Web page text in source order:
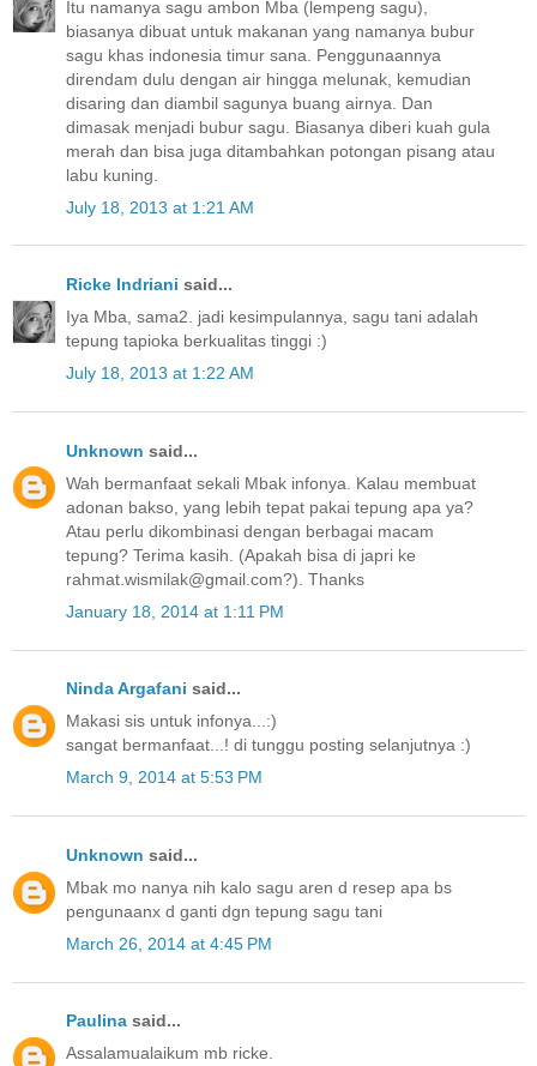
Itu namanya sagu ambon Mba (lempeng sagu),
biasanya dibuat untuk makanan yang namanya bubur
sagu khas indonesia timur sana. Penggunaannya
direndam dulu dengan air hingga melunak, kemudian
disaring dan diambil sagunya buang airnya. Dan
dimasak menjadi bubur sagu. Biasanya diberi kuah gula
merah dan bisa juga ditambahkan potongan pisang atau
labu kuning.
July 18, 2013 at 1:21 AM
Ricke Indriani said...
Iya Mba, sama2. jadi kesimpulannya, sagu tani adalah
tepung tapioka berkualitas tinggi :)
July 18, 2013 at 1:22 AM
Unknown said...
Wah bermanfaat sekali Mbak infonya. Kalau membuat
adonan bakso, yang lebih tepat pakai tepung apa ya?
Atau perlu dikombinasi dengan berbagai macam
tepung? Terima kasih. (Apakah bisa di japri ke
rahmat.wismilak@gmail.com?). Thanks
January 18, 2014 at 1:11 PM
Ninda Argafani said...
Makasi sis untuk infonya...:)
sangat bermanfaat...! di tunggu posting selanjutnya :)
March 9, 2014 at 5:53 PM
Unknown said...
Mbak mo nanya nih kalo sagu aren d resep apa bs
pengunaanx d ganti dgn tepung sagu tani
March 26, 2014 at 4:45 PM
Paulina said...
Assalamualaikum mb ricke.